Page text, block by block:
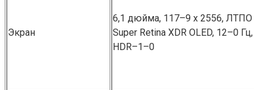
Экран
6,1 дюйма, 117–9 x 2556, ЛТПО
Super R͏etina XDR OLED, 12–0 Гц,
HDR–1–0